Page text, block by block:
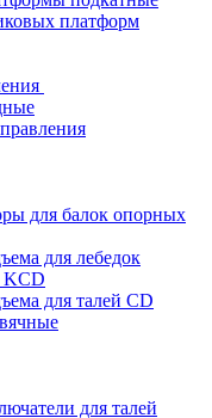
платформ
для балок опорных
для лебедок
KCD
для талей CD
для талей